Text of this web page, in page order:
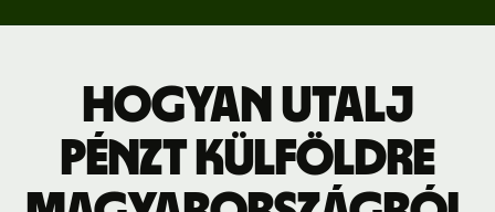
Hogyan utalj
pénzt külföldre